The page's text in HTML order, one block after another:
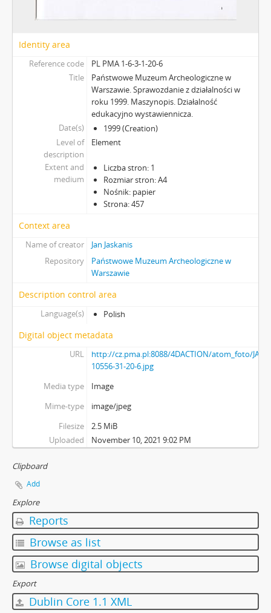
Identity area
Reference code
PL PMA 1-6-3-1-20-6
Title
Państwowe Muzeum Archeologiczne w
Warszawie. Sprawozdanie z działalności w
roku 1999. Maszynopis. Działalność
edukacyjno wystawiennicza.
Date(s)
1999 (Creation)
Level of
description
Element
Extent and
medium
Liczba stron: 1
Rozmiar stron: A4
Nośnik: papier
Strona: 457
Context area
Name of creator
Jan Jaskanis
Repository
Państwowe Muzeum Archeologiczne w
Warszawie
Description control area
Language(s) Polish
Digital object metadata
URL
http://cz.pma.pl:8088/4DACTION/atom_foto/
10556-31-20-6.jpg
Media type
Image
Mime-type
image/jpeg
Filesize
2.5 MiB
Uploaded
November 10, 2021 9:02 PM
Clipboard
Add
Explore
Reports
Browse as list
Browse digital objects
Export
Dublin Core 1.1 XML